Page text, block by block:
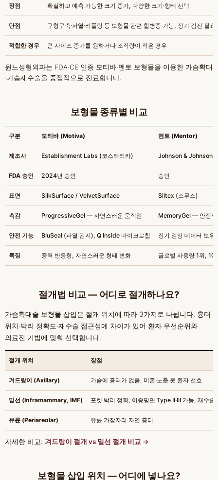
장점 확실하고 예측 가능한 크기 증가, 다양한 크기·형태 선택
단점 구형구축·파열·리플링 등 보형물 관련 합병증 가능, 정기 검진 필요
적합한 경우 큰 사이즈 증가를 원하거나 조직량이 적은 경우
윈느성형외과는 FDA·CE 인증 모티바·멘토 보형물을 이용한 가슴확대
·가슴재수술을 중점적으로 진료합니다.
보형물 종류별 비교
구분 모티바 (Motiva) 멘토 (Mentor)
제조사 Establishment Labs (코스타리카) Johnson & Johnson (
FDA 승인 2024년 승인 승인
표면 SilkSurface / VelvetSurface Siltex (스무스)
촉감 ProgressiveGel — 자연스러운 움직임 MemoryGel — 안정적
안전 기능 BluSeal (파열 감지), Q Inside 마이크로칩 장기 임상 데이터 보유
특징 중력 반응형, 자연스러운 형태 변화 글로벌 사용량 1위,
절개법 비교 — 어디로 절개하나요?
가슴확대술 보형물 삽입은 절개 위치에 따라 3가지로 나뉩니다. 흉터
위치·박리 정확도·재수술 접근성에 차이가 있어 환자 우선순위와
의료진 기법에 맞춰 선택합니다.
절개 위치 장점
겨드랑이 (Axillary) 가슴에 흉터가 없음, 미혼·노출 옷 환자 선호
밑선 (Inframammary, IMF) 포켓 박리 정확, 이중평면 Type II·III 가능, 재수술
유륜 (Periareolar) 유륜 가장자리 자연 흉터
자세한 비교: 겨드랑이 절개 vs 밑선 절개 비교 →
보형물 삽입 위치 — 어디에 넣나요?